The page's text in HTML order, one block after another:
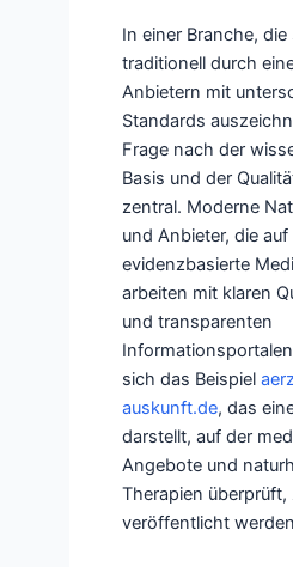
In einer Branche, die
traditionell durch
Anbietern mit
Standards
Frage nach der
Basis und der
zentral. Moderne
und Anbieter, die auf
evidenzbasierte
arbeiten mit klaren
und transparenten
sich das Beispiel
auskunft.de, das
darstellt, auf der
Angebote und
Therapien
veröffentlicht